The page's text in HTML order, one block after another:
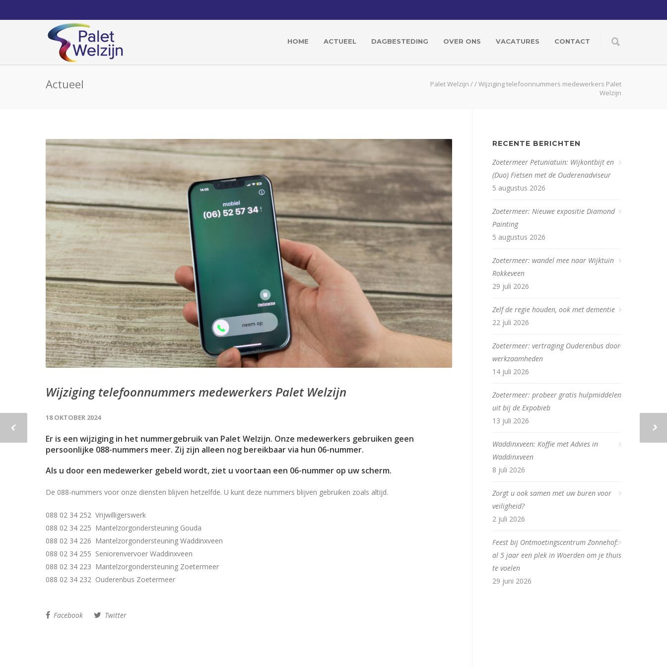
HOME ACTUEEL DAGBESTEDING OVER ONS VACATURES CONTACT
Actueel Palet Welzijn //Wijziging telefoonnummers medewerkers Palet
Welzijn
Wijziging telefoonnummers medewerkers Palet Welzijn
18 OKTOBER 2024
Er is een wijziging in het nummergebruik van Palet Welzijn. Onze medewerkers gebruiken geen
persoonlijke 088-nummers meer. Zij zijn alleen nog bereikbaar via hun 06-nummer.
Als u door een medewerker gebeld wordt, ziet u voortaan een 06-nummer op uw scherm.
De 088-nummers voor onze diensten blijven hetzelfde. U kunt deze nummers blijven gebruiken zoals altijd.
088 02 34 252 Vrijwilligerswerk
088 02 34 225 Mantelzorgondersteuning Gouda
088 02 34 226 Mantelzorgondersteuning Waddinxveen
088 02 34 255 Seniorenvervoer Waddinxveen
088 02 34 223 Mantelzorgondersteuning Zoetermeer
088 02 34 232 Ouderenbus Zoetermeer
Facebook Twitter
RECENTE BERICHTEN
Zoetermeer Petuniatuin: Wijkontbijt en
(Duo) Fietsen met de Ouderenadviseur
5 augustus 2026
Zoetermeer: Nieuwe expositie Diamond
Painting
5 augustus 2026
Zoetermeer: wandel mee naar Wijktuin
Rokkeveen
29 juli 2026
Zelf de regie houden, ook met dementie
22 juli 2026
Zoetermeer: vertraging Ouderenbus door
werkzaamheden
14 juli 2026
Zoetermeer: probeer gratis hulpmiddelen
uit bij de Expobieb
13 juli 2026
Waddinxveen: Koffie met Advies in
Waddinxveen
8 juli 2026
Zorgt u ook samen met uw buren voor
veiligheid?
2 juli 2026
Feest bij Ontmoetingscentrum Zonnehof:
al 5 jaar een plek in Woerden om je thuis
te voelen
29 juni 2026